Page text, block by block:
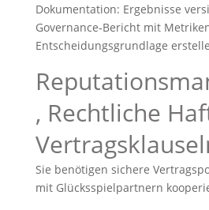
Dokumentation: Ergebnisse
Governance‑Bericht mit
Entscheidungsgrundlage
, Rechtliche
Sie benötigen sichere
mit Glücksspielpartnern